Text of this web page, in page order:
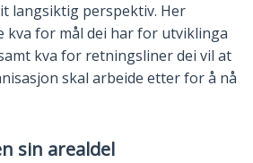
langsiktig perspektiv. Her
kva for mål dei har for utviklinga
kva for retningsliner dei vil at
skal arbeide etter for å nå
sin arealdel